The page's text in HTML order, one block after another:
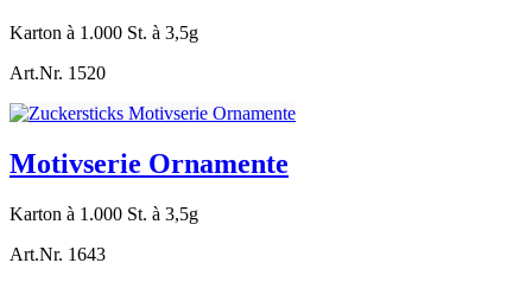
Karton à 1.000 St. à 3,5g
Art.Nr. 1520
Motivserie Ornamente
Karton à 1.000 St. à 3,5g
Art.Nr. 1643